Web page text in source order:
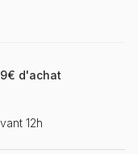
d'achat
12h